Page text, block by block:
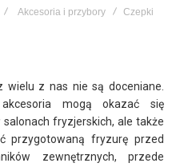
Akcesoria i przybory Czepki
wielu z nas nie są doceniane.
mogą okazać się
fryzjerskich, ale także
przygotowaną fryzurę przed
zewnętrznych, przede